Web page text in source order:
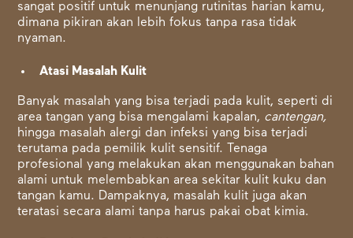
sangat positif untuk menunjang rutinitas harian kamu,
dimana pikiran akan lebih fokus tanpa rasa tidak
nyaman.
Atasi Masalah Kulit
Banyak masalah yang bisa terjadi pada kulit, seperti di
area tangan yang bisa mengalami kapalan, cantengan,
hingga masalah alergi dan infeksi yang bisa terjadi
terutama pada pemilik kulit sensitif. Tenaga
profesional yang melakukan akan menggunakan bahan
alami untuk melembabkan area sekitar kulit kuku dan
tangan kamu. Dampaknya, masalah kulit juga akan
teratasi secara alami tanpa harus pakai obat kimia.